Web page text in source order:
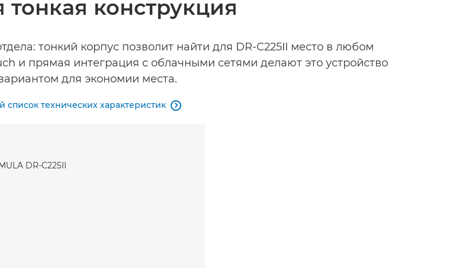
тонкая конструкция
тонкий корпус позволит найти для DR-C225II место в любом
и прямая интеграция с облачными сетями делают это устройство
для экономии места.
список технических характеристик 